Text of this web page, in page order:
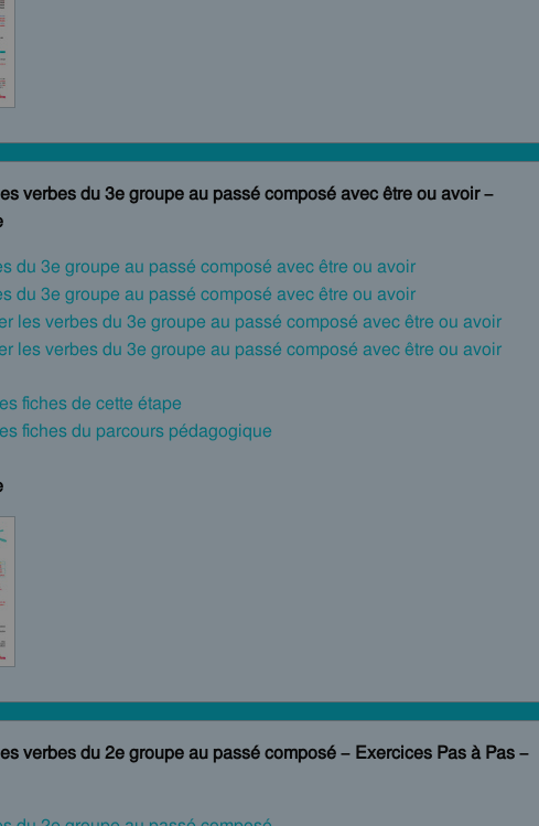
verbes du 3e groupe au passé composé avec être ou avoir –
du 3e groupe au passé composé avec être ou avoir
du 3e groupe au passé composé avec être ou avoir
les verbes du 3e groupe au passé composé avec être ou avoir
les verbes du 3e groupe au passé composé avec être ou avoir
fiches de cette étape
fiches du parcours pédagogique
verbes du 2e groupe au passé composé – Exercices Pas à Pas –